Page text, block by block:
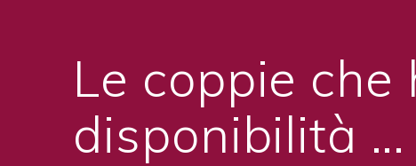
Le coppie
disponibilità …